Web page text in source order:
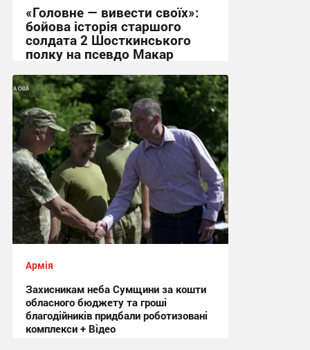
«Головне — вивести своїх»:
бойова історія старшого
солдата 2 Шосткинського
полку на псевдо Макар
12:08, 3.08.2026
Армія
Захисникам неба Сумщини за кошти
обласного бюджету та гроші
благодійників придбали роботизовані
комплекси + Відео